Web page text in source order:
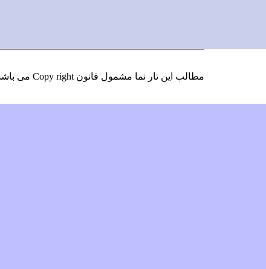
مطالب این تار نما مشمول قانون Copy right می باشد